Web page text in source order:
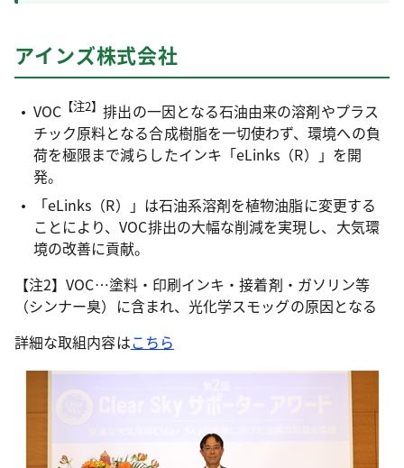
アインズ株式会社
VOC 【注2】排出の一因となる石油由来の溶剤やプラス
チック原料となる合成樹脂を一切使わず、環境への負
荷を極限まで減らしたインキ「eLinks（R）」を開
発。
「eLinks（R）」は石油系溶剤を植物油脂に変更する
ことにより、VOC排出の大幅な削減を実現し、大気環
境の改善に貢献。
【注2】VOC…塗料・印刷インキ・接着剤・ガソリン等
（シンナー臭）に含まれ、光化学スモッグの原因となる
詳細な取組内容はこちら